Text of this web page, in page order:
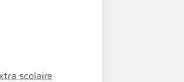
scolaire